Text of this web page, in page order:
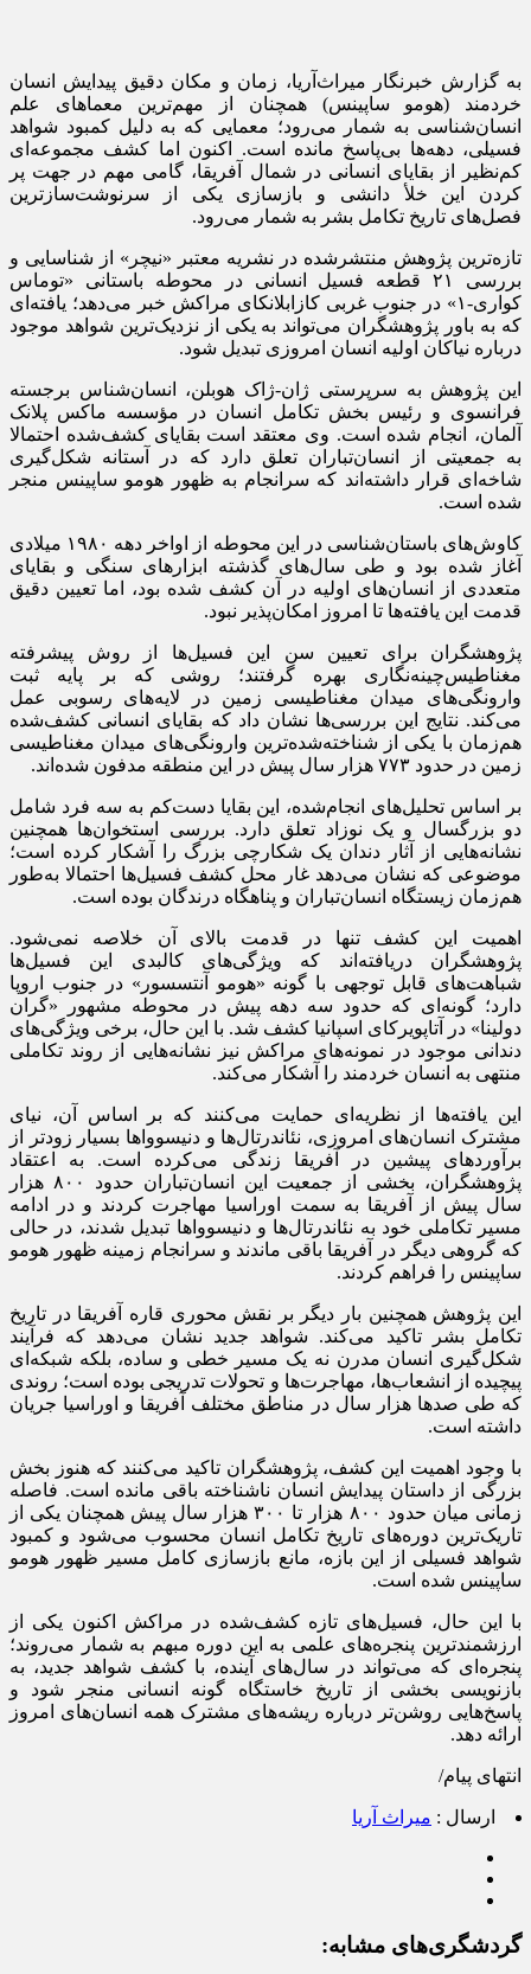
به گزارش خبرنگار میراث‌آریا، زمان و مکان دقیق پیدایش انسان
خردمند (هومو ساپینس) همچنان از مهم‌ترین معماهای علم
انسان‌شناسی به شمار می‌رود؛ معمایی که به دلیل کمبود شواهد
فسیلی، دهه‌ها بی‌پاسخ مانده است. اکنون اما کشف مجموعه‌ای
کم‌نظیر از بقایای انسانی در شمال آفریقا، گامی مهم در جهت پر
کردن این خلأ دانشی و بازسازی یکی از سرنوشت‌سازترین
فصل‌های تاریخ تکامل بشر به شمار می‌رود.
تازه‌ترین پژوهش منتشرشده در نشریه معتبر «نیچر» از شناسایی و
بررسی ۲۱ قطعه فسیل انسانی در محوطه باستانی «توماس
کواری-۱» در جنوب غربی کازابلانکای مراکش خبر می‌دهد؛ یافته‌ای
که به باور پژوهشگران می‌تواند به یکی از نزدیک‌ترین شواهد موجود
درباره نیاکان اولیه انسان امروزی تبدیل شود.
این پژوهش به سرپرستی ژان-ژاک هوبلن، انسان‌شناس برجسته
فرانسوی و رئیس بخش تکامل انسان در مؤسسه ماکس پلانک
آلمان، انجام شده است. وی معتقد است بقایای کشف‌شده احتمالا
به جمعیتی از انسان‌تباران تعلق دارد که در آستانه شکل‌گیری
شاخه‌ای قرار داشته‌اند که سرانجام به ظهور هومو ساپینس منجر
شده است.
کاوش‌های باستان‌شناسی در این محوطه از اواخر دهه ۱۹۸۰ میلادی
آغاز شده بود و طی سال‌های گذشته ابزارهای سنگی و بقایای
متعددی از انسان‌های اولیه در آن کشف شده بود، اما تعیین دقیق
قدمت این یافته‌ها تا امروز امکان‌پذیر نبود.
پژوهشگران برای تعیین سن این فسیل‌ها از روش پیشرفته
مغناطیس‌چینه‌نگاری بهره گرفتند؛ روشی که بر پایه ثبت
وارونگی‌های میدان مغناطیسی زمین در لایه‌های رسوبی عمل
می‌کند. نتایج این بررسی‌ها نشان داد که بقایای انسانی کشف‌شده
هم‌زمان با یکی از شناخته‌شده‌ترین وارونگی‌های میدان مغناطیسی
زمین در حدود ۷۷۳ هزار سال پیش در این منطقه مدفون شده‌اند.
بر اساس تحلیل‌های انجام‌شده، این بقایا دست‌کم به سه فرد شامل
دو بزرگسال و یک نوزاد تعلق دارد. بررسی استخوان‌ها همچنین
نشانه‌هایی از آثار دندان یک شکارچی بزرگ را آشکار کرده است؛
موضوعی که نشان می‌دهد غار محل کشف فسیل‌ها احتمالا به‌طور
هم‌زمان زیستگاه انسان‌تباران و پناهگاه درندگان بوده است.
اهمیت این کشف تنها در قدمت بالای آن خلاصه نمی‌شود.
پژوهشگران دریافته‌اند که ویژگی‌های کالبدی این فسیل‌ها
شباهت‌های قابل توجهی با گونه «هومو آنتسسور» در جنوب اروپا
دارد؛ گونه‌ای که حدود سه دهه پیش در محوطه مشهور «گران
دولینا» در آتاپویرکای اسپانیا کشف شد. با این حال، برخی ویژگی‌های
دندانی موجود در نمونه‌های مراکش نیز نشانه‌هایی از روند تکاملی
منتهی به انسان خردمند را آشکار می‌کند.
این یافته‌ها از نظریه‌ای حمایت می‌کنند که بر اساس آن، نیای
مشترک انسان‌های امروزی، نئاندرتال‌ها و دنیسوواها بسیار زودتر از
برآوردهای پیشین در آفریقا زندگی می‌کرده است. به اعتقاد
پژوهشگران، بخشی از جمعیت این انسان‌تباران حدود ۸۰۰ هزار
سال پیش از آفریقا به سمت اوراسیا مهاجرت کردند و در ادامه
مسیر تکاملی خود به نئاندرتال‌ها و دنیسوواها تبدیل شدند، در حالی
که گروهی دیگر در آفریقا باقی ماندند و سرانجام زمینه ظهور هومو
ساپینس را فراهم کردند.
این پژوهش همچنین بار دیگر بر نقش محوری قاره آفریقا در تاریخ
تکامل بشر تاکید می‌کند. شواهد جدید نشان می‌دهد که فرآیند
شکل‌گیری انسان مدرن نه یک مسیر خطی و ساده، بلکه شبکه‌ای
پیچیده از انشعاب‌ها، مهاجرت‌ها و تحولات تدریجی بوده است؛ روندی
که طی صدها هزار سال در مناطق مختلف آفریقا و اوراسیا جریان
داشته است.
با وجود اهمیت این کشف، پژوهشگران تاکید می‌کنند که هنوز بخش
بزرگی از داستان پیدایش انسان ناشناخته باقی مانده است. فاصله
زمانی میان حدود ۸۰۰ هزار تا ۳۰۰ هزار سال پیش همچنان یکی از
تاریک‌ترین دوره‌های تاریخ تکامل انسان محسوب می‌شود و کمبود
شواهد فسیلی از این بازه، مانع بازسازی کامل مسیر ظهور هومو
ساپینس شده است.
با این حال، فسیل‌های تازه کشف‌شده در مراکش اکنون یکی از
ارزشمندترین پنجره‌های علمی به این دوره مبهم به شمار می‌روند؛
پنجره‌ای که می‌تواند در سال‌های آینده، با کشف شواهد جدید، به
بازنویسی بخشی از تاریخ خاستگاه گونه انسانی منجر شود و
پاسخ‌هایی روشن‌تر درباره ریشه‌های مشترک همه انسان‌های امروز
ارائه دهد.
انتهای پیام/
ارسال : میراث آریا
گردشگری‌های مشابه: